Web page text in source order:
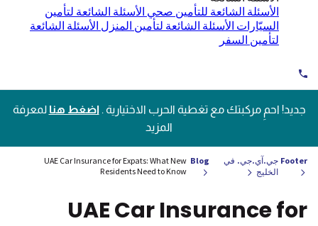
الأسئلة الشائعة للتأمين صحي الأسئلة الشائعة لتأمين
السيّارات الأسئلة الشائعة لتأمين المنزل الأسئلة الشائعة
لتأمين السفر
جديد! احمِ مركبتك مع تغطية الحرب الاختيارية . اضغط هنا لمعرفة
المزيد
Footer جي.آي.جي. في
الخليج
Blog
UAE Car Insurance for Expats: What New
Residents Need to Know
UAE Car Insurance for